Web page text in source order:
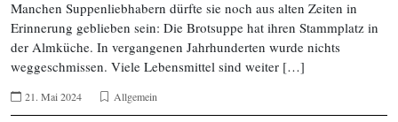
Manchen Suppenliebhabern dürfte sie noch aus alten Zeiten in
Erinnerung geblieben sein: Die Brotsuppe hat ihren Stammplatz in
der Almküche. In vergangenen Jahrhunderten wurde nichts
weggeschmissen. Viele Lebensmittel sind weiter […]
21. Mai 2024 Allgemein